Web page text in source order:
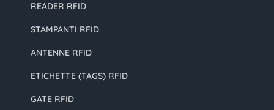
READER RFID
STAMPANTI RFID
ANTENNE RFID
ETICHETTE (TAGS) RFID
GATE RFID